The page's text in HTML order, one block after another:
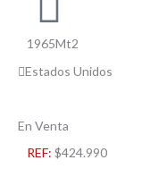
1965Mt2
Estados Unidos
En Venta
REF: $424.990